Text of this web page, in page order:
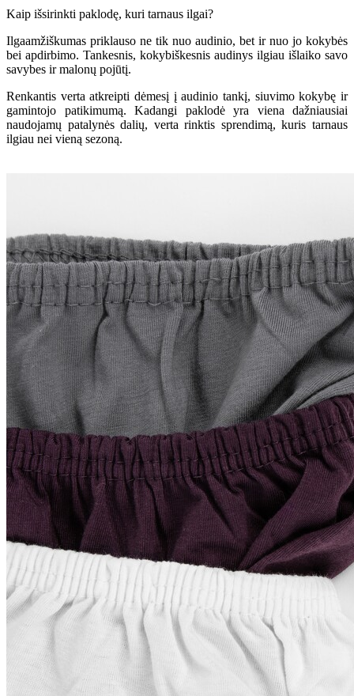
Kaip išsirinkti paklodę, kuri tarnaus ilgai?
Ilgaamžiškumas priklauso ne tik nuo audinio, bet ir nuo jo kokybės
bei apdirbimo. Tankesnis, kokybiškesnis audinys ilgiau išlaiko savo
savybes ir malonų pojūtį.
Renkantis verta atkreipti dėmesį į audinio tankį, siuvimo kokybę ir
gamintojo patikimumą. Kadangi paklodė yra viena dažniausiai
naudojamų patalynės dalių, verta rinktis sprendimą, kuris tarnaus
ilgiau nei vieną sezoną.